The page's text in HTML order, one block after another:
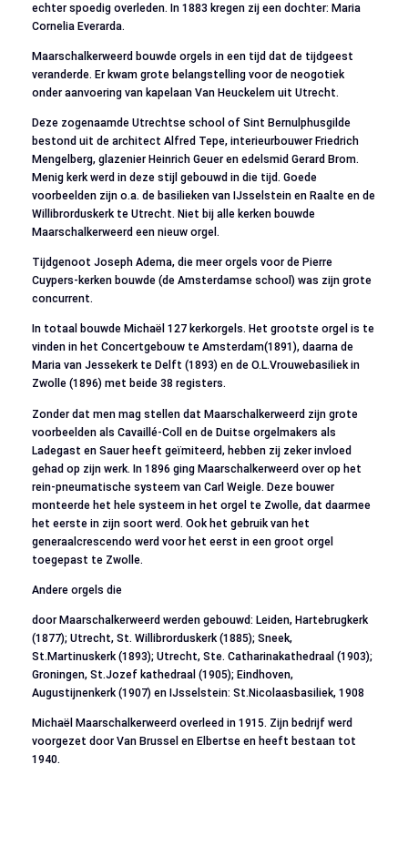
echter spoedig overleden. In 1883 kregen zij een dochter: Maria
Cornelia Everarda.
Maarschalkerweerd bouwde orgels in een tijd dat de tijdgeest
veranderde. Er kwam grote belangstelling voor de neogotiek
onder aanvoering van kapelaan Van Heuckelem uit Utrecht.
Deze zogenaamde Utrechtse school of Sint Bernulphusgilde
bestond uit de architect Alfred Tepe, interieurbouwer Friedrich
Mengelberg, glazenier Heinrich Geuer en edelsmid Gerard Brom.
Menig kerk werd in deze stijl gebouwd in die tijd. Goede
voorbeelden zijn o.a. de basilieken van IJsselstein en Raalte en de
Willibrorduskerk te Utrecht. Niet bij alle kerken bouwde
Maarschalkerweerd een nieuw orgel.
Tijdgenoot Joseph Adema, die meer orgels voor de Pierre
Cuypers-kerken bouwde (de Amsterdamse school) was zijn grote
concurrent.
In totaal bouwde Michaël 127 kerkorgels. Het grootste orgel is te
vinden in het Concertgebouw te Amsterdam(1891), daarna de
Maria van Jessekerk te Delft (1893) en de O.L.Vrouwebasiliek in
Zwolle (1896) met beide 38 registers.
Zonder dat men mag stellen dat Maarschalkerweerd zijn grote
voorbeelden als Cavaillé-Coll en de Duitse orgelmakers als
Ladegast en Sauer heeft geïmiteerd, hebben zij zeker invloed
gehad op zijn werk. In 1896 ging Maarschalkerweerd over op het
rein-pneumatische systeem van Carl Weigle. Deze bouwer
monteerde het hele systeem in het orgel te Zwolle, dat daarmee
het eerste in zijn soort werd. Ook het gebruik van het
generaalcrescendo werd voor het eerst in een groot orgel
toegepast te Zwolle.
Andere orgels die
door Maarschalkerweerd werden gebouwd: Leiden, Hartebrugkerk
(1877); Utrecht, St. Willibrorduskerk (1885); Sneek,
St.Martinuskerk (1893); Utrecht, Ste. Catharinakathedraal (1903);
Groningen, St.Jozef kathedraal (1905); Eindhoven,
Augustijnenkerk (1907) en IJsselstein: St.Nicolaasbasiliek, 1908
Michaël Maarschalkerweerd overleed in 1915. Zijn bedrijf werd
voorgezet door Van Brussel en Elbertse en heeft bestaan tot
1940.